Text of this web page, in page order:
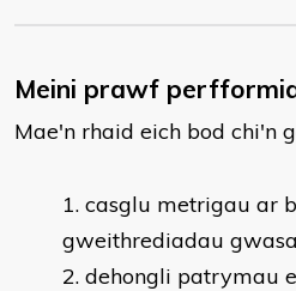
Meini prawf
Mae'n rhaid eich bod chi'n
casglu metrigau ar
gweithrediadau
dehongli patrymau